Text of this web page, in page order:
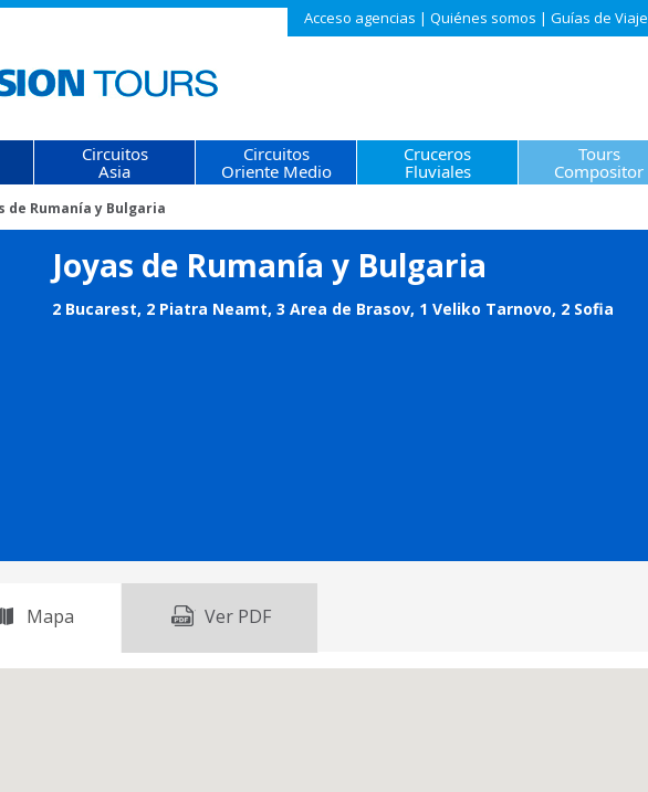
Acceso agencias | Quiénes somos | Guías de Viaje
Circuitos
Asia
Circuitos
Oriente Medio
Cruceros
Fluviales
Tours
Compositor
de Rumanía y Bulgaria
Joyas de Rumanía y Bulgaria
2 Bucarest, 2 Piatra Neamt, 3 Area de Brasov, 1 Veliko Tarnovo, 2 Sofia
Mapa Ver PDF